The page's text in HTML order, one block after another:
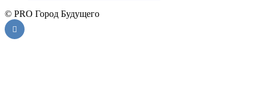
© PRO Город Будущего